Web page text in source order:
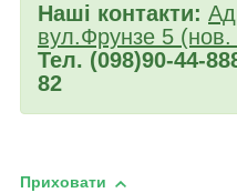
Наші контакти:
вул.Фрунзе 5
Тел. (098)90-44-
82
Приховати